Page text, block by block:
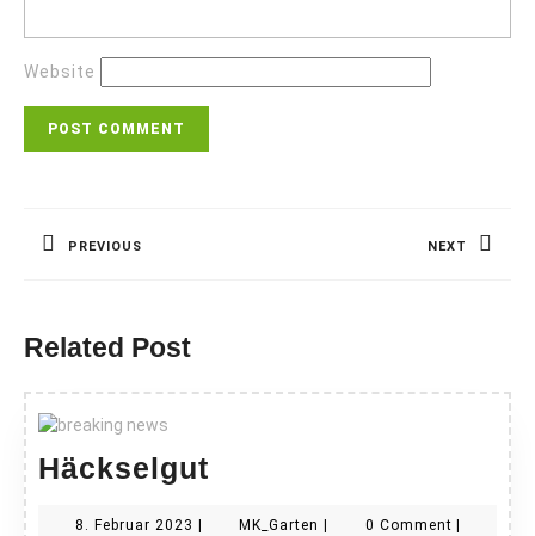
Website
PREVIOUS NEXT
Related Post
Häckselgut
8. Februar 2023 8.| MK_Garten MK_Garten
| 0 Comment |